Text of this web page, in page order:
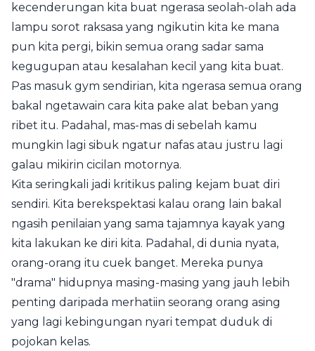
kecenderungan kita buat ngerasa seolah-olah ada
lampu sorot raksasa yang ngikutin kita ke mana
pun kita pergi, bikin semua orang sadar sama
kegugupan atau kesalahan kecil yang kita buat.
Pas masuk gym sendirian, kita ngerasa semua orang
bakal ngetawain cara kita pake alat beban yang
ribet itu. Padahal, mas-mas di sebelah kamu
mungkin lagi sibuk ngatur nafas atau justru lagi
galau mikirin cicilan motornya.
Kita seringkali jadi kritikus paling kejam buat diri
sendiri. Kita berekspektasi kalau orang lain bakal
ngasih penilaian yang sama tajamnya kayak yang
kita lakukan ke diri kita. Padahal, di dunia nyata,
orang-orang itu cuek banget. Mereka punya
"drama" hidupnya masing-masing yang jauh lebih
penting daripada merhatiin seorang orang asing
yang lagi kebingungan nyari tempat duduk di
pojokan kelas.